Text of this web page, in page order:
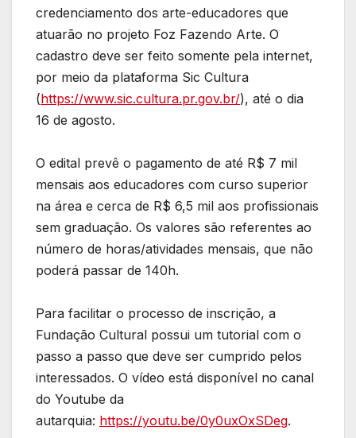
credenciamento dos arte-educadores que
atuarão no projeto Foz Fazendo Arte. O
cadastro deve ser feito somente pela internet,
por meio da plataforma Sic Cultura
(https://www.sic.cultura.pr.gov.br/), até o dia
16 de agosto.
O edital prevê o pagamento de até R$ 7 mil
mensais aos educadores com curso superior
na área e cerca de R$ 6,5 mil aos profissionais
sem graduação. Os valores são referentes ao
número de horas/atividades mensais, que não
poderá passar de 140h.
Para facilitar o processo de inscrição, a
Fundação Cultural possui um tutorial com o
passo a passo que deve ser cumprido pelos
interessados. O vídeo está disponível no canal
do Youtube da
autarquia: https://youtu.be/0y0uxOxSDeg.